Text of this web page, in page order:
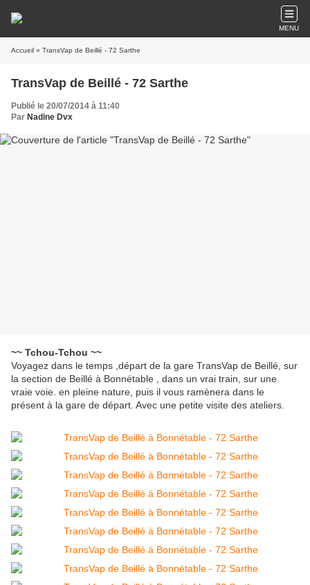
MENU
Accueil » TransVap de Beillé - 72 Sarthe
TransVap de Beillé - 72 Sarthe
Publié le 20/07/2014 à 11:40
Par Nadine Dvx
~~ Tchou-Tchou ~~
Voyagez dans le temps ,départ de la gare TransVap de Beillé, sur
la section de Beillé à Bonnétable , dans un vrai train, sur une
vraie voie. en pleine nature, puis il vous ramènera dans le
présent à la gare de départ. Avec une petite visite des ateliers.